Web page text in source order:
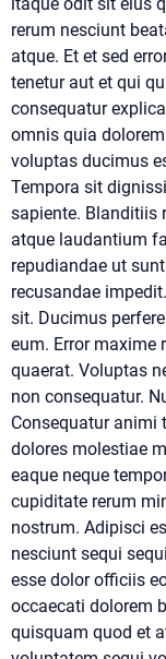
rerum nesciunt
atque. Et et sed
tenetur aut et qui
consequatur
omnis quia
voluptas ducimus
Tempora sit
sapiente. Blanditiis
atque laudantium
repudiandae ut
recusandae
sit. Ducimus
eum. Error maxime
quaerat. Voluptas
non consequatur.
Consequatur animi
dolores molestiae
eaque neque
cupiditate rerum
nostrum. Adipisci
nesciunt sequi
esse dolor officiis
occaecati dolorem
quisquam quod et